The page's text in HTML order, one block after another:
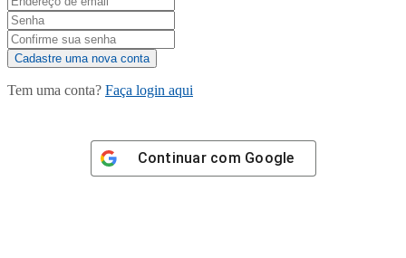
Tem uma conta? Faça login aqui
Continuar com Google